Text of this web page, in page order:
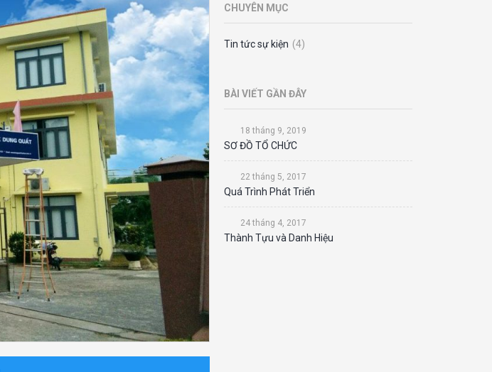
CHUYÊN MỤC
Tin tức sự kiện (4)
BÀI VIẾT GẦN ĐÂY
18 tháng 9, 2019
SƠ ĐỒ TỔ CHỨC
22 tháng 5, 2017
Quá Trình Phát Triển
24 tháng 4, 2017
Thành Tựu và Danh Hiệu